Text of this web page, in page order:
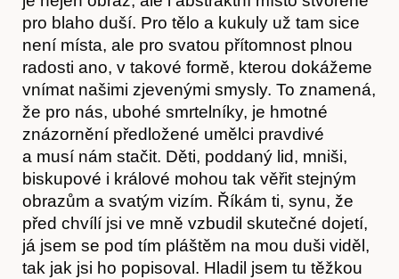
Časopis
pro blaho duší. Pro tělo a kukuly už tam sice
není místa, ale pro svatou přítomnost plnou
radosti ano, v takové formě, kterou dokážeme
vnímat našimi zjevenými smysly. To znamená,
že pro nás, ubohé smrtelníky, je hmotné
znázornění předložené umělci pravdivé
a musí nám stačit. Děti, poddaný lid, mniši,
biskupové i králové mohou tak věřit stejným
obrazům a svatým vizím. Říkám ti, synu, že
před chvílí jsi ve mně vzbudil skutečné dojetí,
já jsem se pod tím pláštěm na mou duši viděl,
tak jak jsi ho popisoval. Hladil jsem tu těžkou